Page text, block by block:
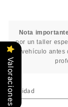
Nota
por un taller
tu vehículo antes
Cantidad
Cantidad
Valoraciones